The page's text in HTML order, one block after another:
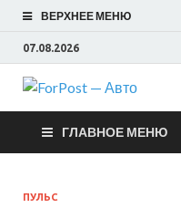
ВЕРХНЕЕ МЕНЮ
07.08.2026
ГЛАВНОЕ МЕНЮ
ПУЛЬС